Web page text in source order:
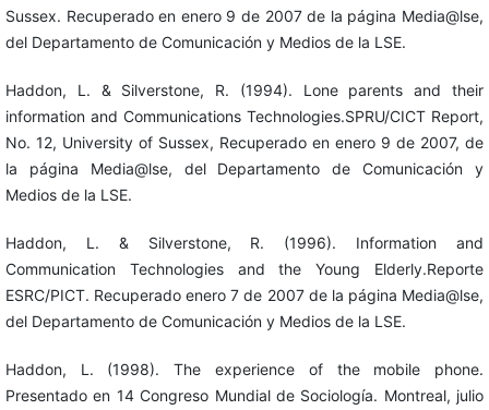
Sussex. Recuperado en enero 9 de 2007 de la página Media@lse,
del Departamento de Comunicación y Medios de la LSE.
Haddon, L. & Silverstone, R. (1994). Lone parents and their
information and Communications Technologies.SPRU/CICT Report,
No. 12, University of Sussex, Recuperado en enero 9 de 2007, de
la página Media@lse, del Departamento de Comunicación y
Medios de la LSE.
Haddon, L. & Silverstone, R. (1996). Information and
Communication Technologies and the Young Elderly.Reporte
ESRC/PICT. Recuperado enero 7 de 2007 de la página Media@lse,
del Departamento de Comunicación y Medios de la LSE.
Haddon, L. (1998). The experience of the mobile phone.
Presentado en 14 Congreso Mundial de Sociología. Montreal, julio